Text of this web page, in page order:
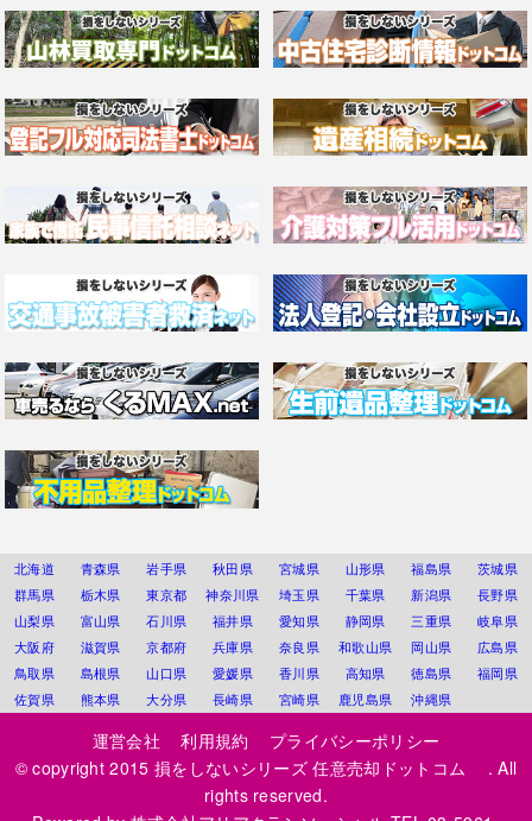
北海道 青森県 岩手県 秋田県 宮城県 山形県 福島県
茨城県
群馬県
栃木県 東京都 神奈川県 埼玉県 千葉県 新潟県
長野県
山梨県
富山県 石川県 福井県 愛知県 静岡県 三重県
岐阜県
大阪府
滋賀県 京都府 兵庫県 奈良県 和歌山県 岡山県
広島県
鳥取県
島根県 山口県 愛媛県 香川県 高知県 徳島県
福岡県
佐賀県
熊本県 大分県 長崎県 宮崎県 鹿児島県 沖縄県
運営会社 利用規約
プライバシーポリシー
© copyright 2015損をしないシリーズ 任意売却ドットコム
. All
rights reserved.